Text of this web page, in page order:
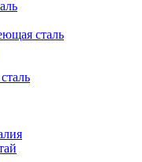
сталь